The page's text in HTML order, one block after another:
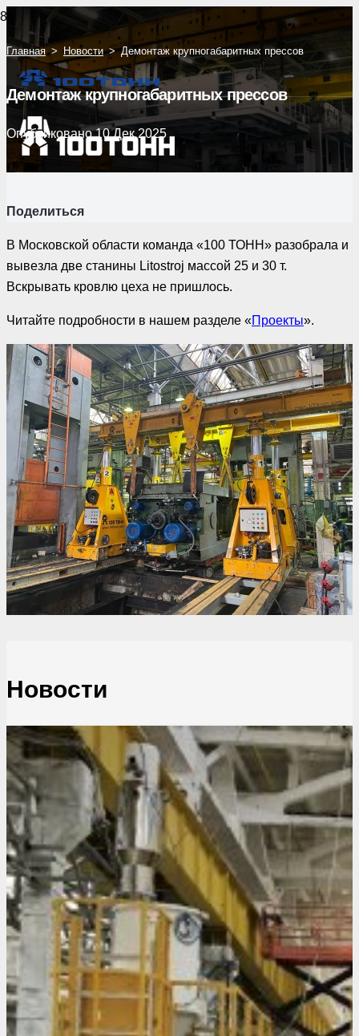
Главная > Новости > Демонтаж крупногабаритных прессов
Демонтаж крупногабаритных прессов
Опубликовано10 Дек 2025
Поделиться
В Московской области команда «100 ТОНН» разобрала и
вывезла две станины Litostroj массой 25 и 30 т.
Вскрывать кровлю цеха не пришлось.
Читайте подробности в нашем разделе «Проекты».
Новости